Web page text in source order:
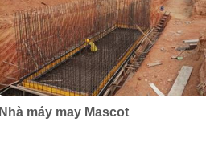
Nhà máy may Mascot